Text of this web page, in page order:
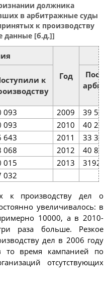
должника
в арбитражные суды
к производству
данные [б.д.]]
Год
к
093 2009
39 570
093 2010
40 243
643 2011
33 385
068 2012
40 864
015 2013
31921
032
к производству дел о
увеличивалось: в
10000, а в 2010-
раза больше. Резкое
дел в 2006 году
то время кампанией по
отсутствующих